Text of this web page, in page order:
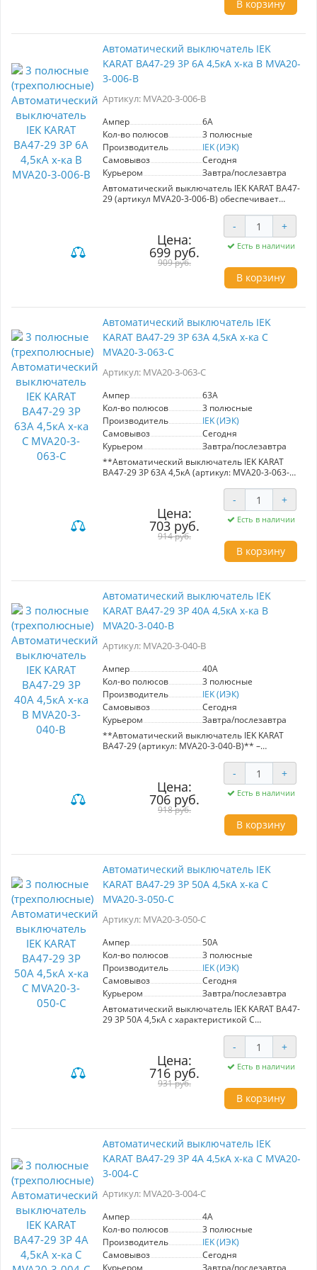
(характеристика В)
- Двигателей с небольшими пусковыми токами
(характеристика C)
- Двигателей с высокими пусковыми токами
(характеристика D)
Рекомендуется для использования в вводно-
распределительных устройствах жилых и
общественных зданий. Обеспечивает
безопасность и долговечность работы
электросистем. Производитель: IEK (ИЭК).
В корзину
Автоматический выключатель IEK
KARAT ВА47-29 3Р 6А 4,5кА х-ка В MVA20-
3-006-B
Артикул: MVA20-3-006-B
Ампер
6A
Кол-во полюсов
3 полюсные
Производитель
IEK (ИЭК)
Самовывоз
Сегодня
Курьером
Завтра/послезавтра
Автоматический выключатель IEK KARAT ВА47-
29 (артикул MVA20-3-006-B) обеспечивает
групповых цепей с различной нагрузкой. С
номинальным током 6A и характеристикой В,
он идеально подходит для защиты
электроприборов и освещения. В случае
подключения двигателей с небольшими
пусковыми токами, таких как компрессоры и
вентиляторы, вы можете использовать его с
Выключатель также эффективен для более
мощных устройств с большими пусковыми
токами, таких как подъемные механизмы и
насосы, при использовании характеристики D.
Рекомендуется для вводно-
распределительных устройств в жилых и
общественных зданиях, что делает его
незаменимым элементом в системах
электроснабжения. Выбор ВА47-29 — это
гарантированная безопасность и
стабильность работы вашего оборудования.
Цена:
699 руб.
909 руб.
- +
Есть в наличии
В корзину
Автоматический выключатель IEK
KARAT ВА47-29 3Р 63А 4,5кА х-ка С
MVA20-3-063-C
Артикул: MVA20-3-063-C
Ампер
63A
Кол-во полюсов
3 полюсные
Производитель
IEK (ИЭК)
Самовывоз
Сегодня
Курьером
Завтра/послезавтра
**Автоматический выключатель IEK KARAT
ВА47-29 3Р 63А 4,5кА (артикул: MVA20-3-063-
- Номинальный ток: 63А
- Характеристика: C (для двигателей с
небольшими пусковыми токами)
- Номинальное напряжение: 400В
- Короткозамыкательный ток: 4,5 кА
Преимущества:
- Обеспечивает надежную защиту
распределительных и групповых цепей.
- Подходит для применения в жилых и
общественных зданиях.
- Гибкость в использовании: подходит для
электроприборов, освещения и двигателей.
- Высокая степень надежности и
долговечности от производителя IEK.
Цена:
703 руб.
914 руб.
- +
Есть в наличии
В корзину
Автоматический выключатель IEK
KARAT ВА47-29 3Р 40А 4,5кА х-ка В
MVA20-3-040-B
Артикул: MVA20-3-040-B
Ампер
40A
Кол-во полюсов
3 полюсные
Производитель
IEK (ИЭК)
Самовывоз
Сегодня
Курьером
Завтра/послезавтра
**Автоматический выключатель IEK KARAT
ВА47-29 (артикул: MVA20-3-040-B)** –
распределительных и групповых цепей с
различной нагрузкой. С номинальным током
40А и короткозамыкательной способностью
4,5 кА, этот выключатель обеспечивает
надежную защиту электроприборов,
- **Универсальность:** Подходит для защиты
как легких электроприборов, так и более
мощных двигателей, благодаря различным
характеристикам (B, C, D).
- **Надежность:** Высокая
короткозамыкательная способность
гарантирует защиту от перегрузок и
замыканий.
- **Простота установки:** Идеален для
вводно-распределительных устройств в жилых
и общественных зданиях.
**Ситуации применения:**
- Защита осветительных и бытовых приборов в
домах и офисах.
- Обеспечение безопасной работы
компрессоров и вентиляторов.
- Защита мощных двигателей, таких как
повреждений при запуске.
Выбирайте автоматический выключатель IEK
KARAT ВА47-29 для надежной и безопасной
Цена:
706 руб.
918 руб.
- +
Есть в наличии
В корзину
Автоматический выключатель IEK
KARAT ВА47-29 3Р 50А 4,5кА х-ка С
MVA20-3-050-C
Артикул: MVA20-3-050-C
Ампер
50A
Кол-во полюсов
3 полюсные
Производитель
IEK (ИЭК)
Самовывоз
Сегодня
Курьером
Завтра/послезавтра
Автоматический выключатель IEK KARAT ВА47-
29 3Р 50А 4,5кА с характеристикой C
распределительных и групповых цепей с
двигателями, имеющими небольшие
пусковые токи. Идеален для использования в
вводно-распределительных устройствах
жилых и общественных зданий. Номинальный
ток 50А, подходит для подключения
компрессоров и вентиляторов.
Цена:
716 руб.
931 руб.
- +
Есть в наличии
В корзину
Автоматический выключатель IEK
KARAT ВА47-29 3Р 4А 4,5кА х-ка С MVA20-
3-004-C
Артикул: MVA20-3-004-C
Ампер
4A
Кол-во полюсов
3 полюсные
Производитель
IEK (ИЭК)
Самовывоз
Сегодня
Курьером
Завтра/послезавтра